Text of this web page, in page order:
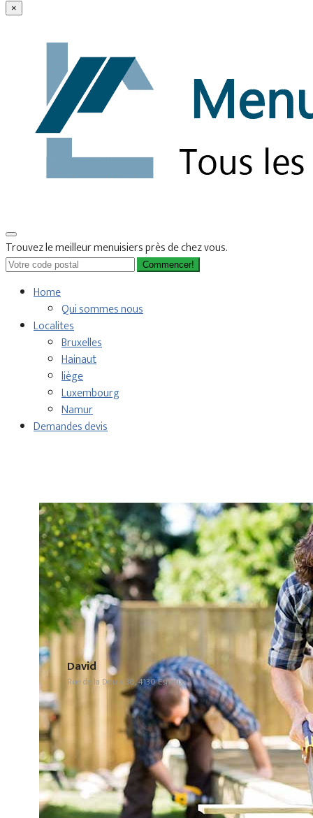
×
Trouvez le meilleur menuisiers près de chez vous.
Commencer!
Home
Qui sommes nous
Localites
Bruxelles
Hainaut
liège
Luxembourg
Namur
Demandes devis
David
Rue de la Douix 38, 4130 Esneux